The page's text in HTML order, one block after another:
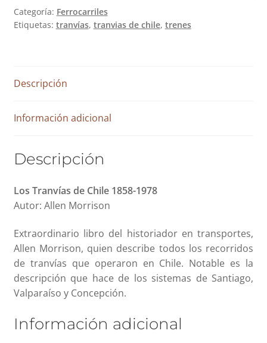
Press
Categoría: Ferrocarriles
Etiquetas: tranvías, tranvias de chile, trenes
Descripción
Información adicional
Descripción
Los Tranvías de Chile 1858-1978
Autor: Allen Morrison
Extraordinario libro del historiador en transportes,
Allen Morrison, quien describe todos los recorridos
de tranvías que operaron en Chile. Notable es la
descripción que hace de los sistemas de Santiago,
Valparaíso y Concepción.
Información adicional